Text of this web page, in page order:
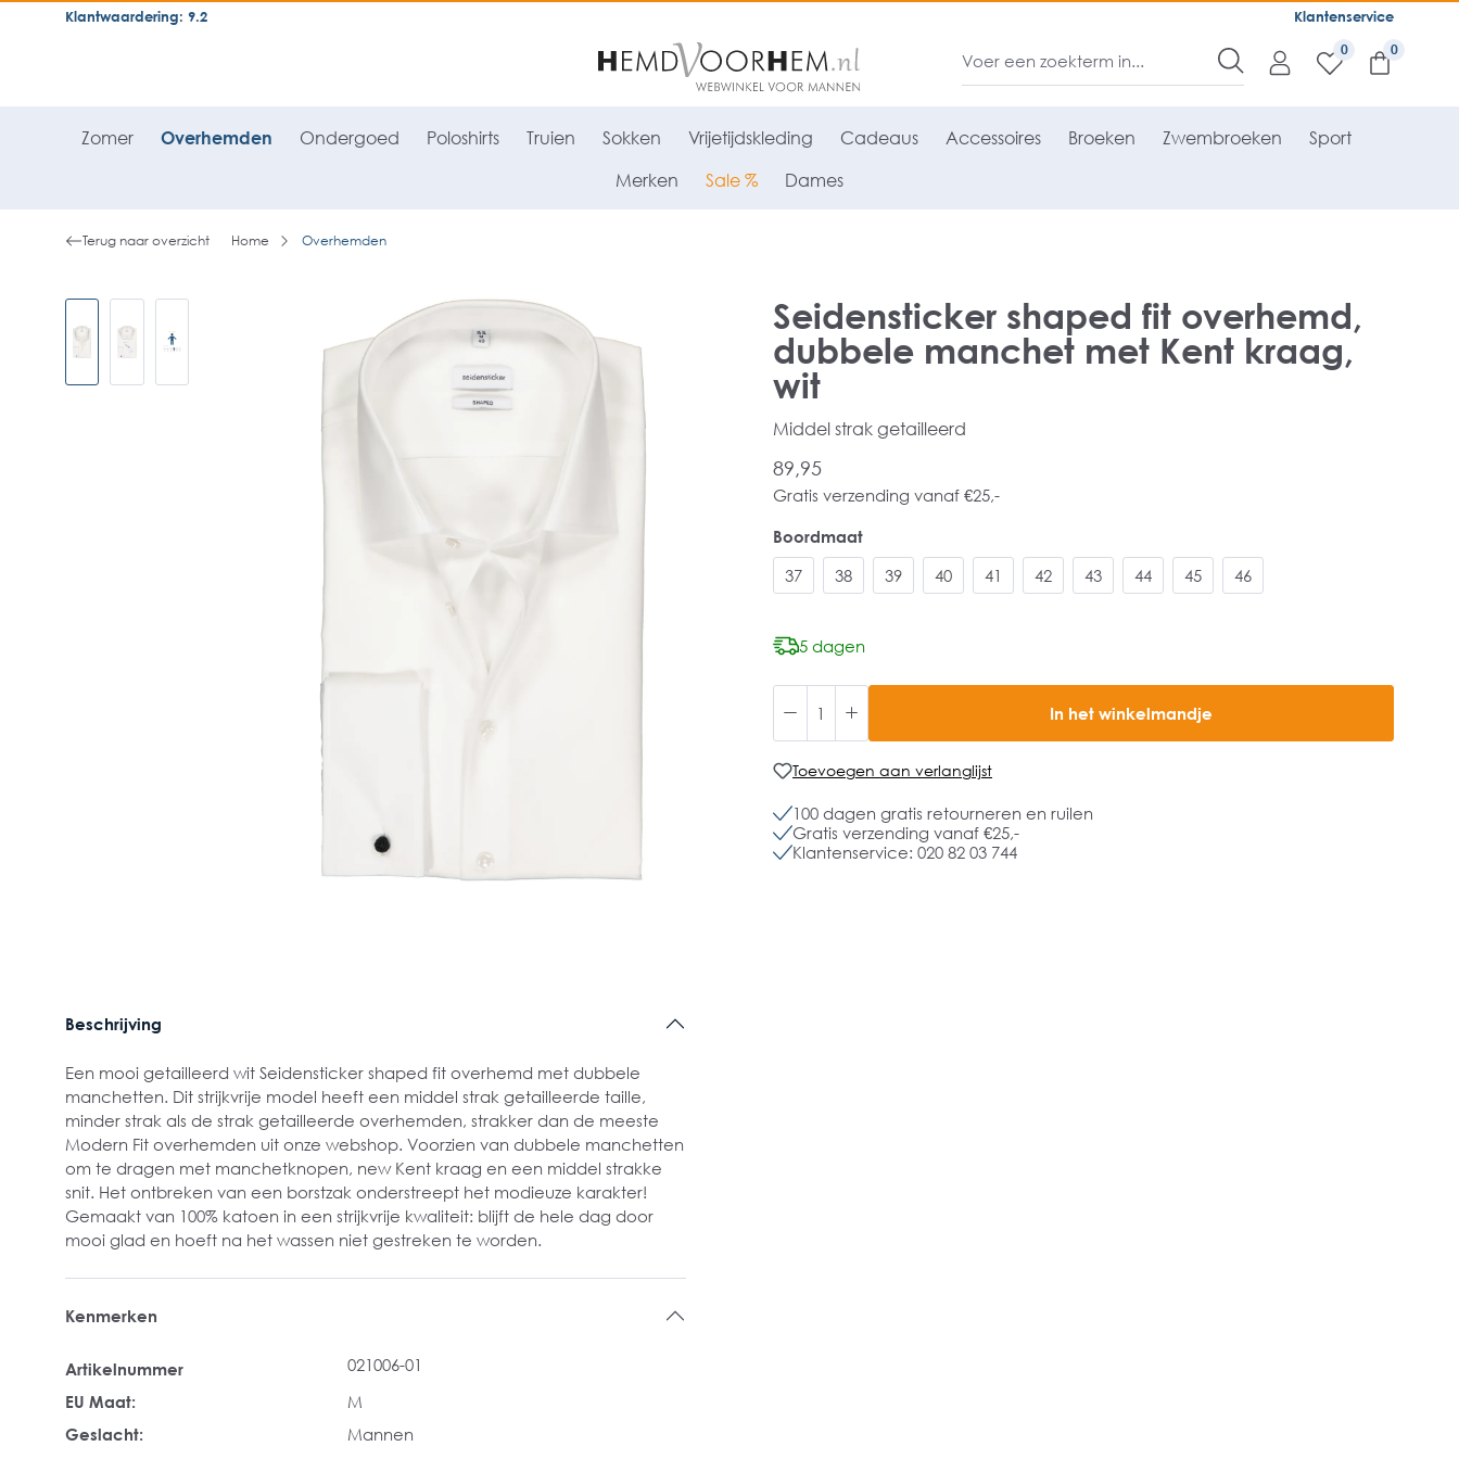
general.skipToNavigation Klantenservice
Klantwaardering: 9.2
0
Zomer Overhemden Ondergoed Poloshirts Truien Sokken Vrijetijdskleding Cadeaus Accessoires Broeken Zwembroeken Sport
Merken Sale % Dames
Terug naar overzicht Home Overhemden
Seidensticker shaped fit overhemd,
dubbele manchet met Kent kraag,
wit
Middel strak getailleerd
89,95
Gratis verzending vanaf €25,-
Boordmaat
37
38 39 40 41 42 43 44 45 46
5 dagen
In het winkelmandje
Toevoegen aan verlanglijst
100 dagen gratis retourneren en ruilen
Gratis verzending vanaf €25,-
Klantenservice: 020 82 03 744
Beschrijving
Een mooi getailleerd wit Seidensticker shaped fit overhemd met dubbele
manchetten. Dit strijkvrije model heeft een middel strak getailleerde taille,
minder strak als de strak getailleerde overhemden, strakker dan de meeste
Modern Fit overhemden uit onze webshop. Voorzien van dubbele manchetten
om te dragen met manchetknopen, new Kent kraag en een middel strakke
snit. Het ontbreken van een borstzak onderstreept het modieuze karakter!
Gemaakt van 100% katoen in een strijkvrije kwaliteit: blijft de hele dag door
mooi glad en hoeft na het wassen niet gestreken te worden.
Kenmerken
Artikelnummer
021006-01
EU Maat:
M
Geslacht:
Mannen